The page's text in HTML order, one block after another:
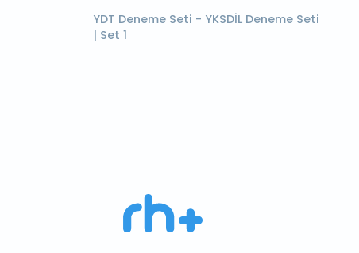
YDT Deneme Seti - YKSDİL Deneme Seti
| Set 1